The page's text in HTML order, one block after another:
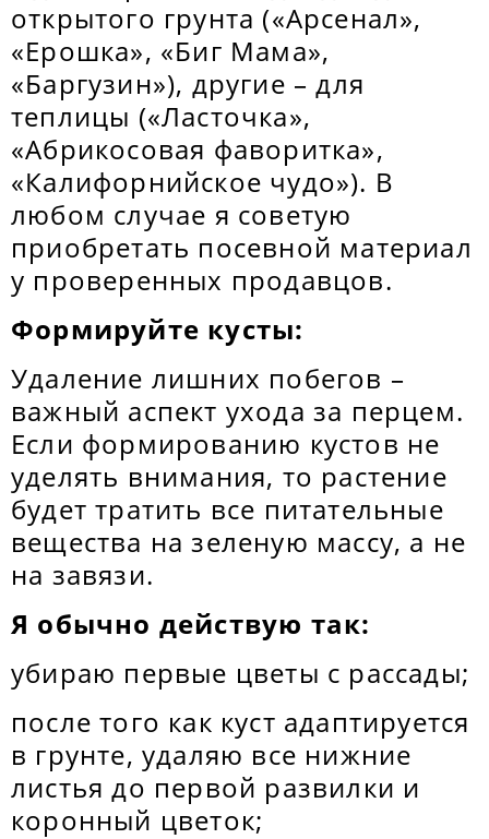
открытого грунта («Арсенал»,
«Ерошка», «Биг Мама»,
«Баргузин»), другие – для
теплицы («Ласточка»,
«Абрикосовая фаворитка»,
«Калифорнийское чудо»). В
любом случае я советую
приобретать посевной материал
у проверенных продавцов.
Формируйте кусты:
Удаление лишних побегов –
важный аспект ухода за перцем.
Если формированию кустов не
уделять внимания, то растение
будет тратить все питательные
вещества на зеленую массу, а не
на завязи.
Я обычно действую так:
убираю первые цветы с рассады;
после того как куст адаптируется
в грунте, удаляю все нижние
листья до первой развилки и
коронный цветок;